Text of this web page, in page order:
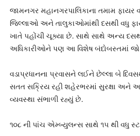
જામનગર મહાનગરપાલિકાના તમામ ફાયર
જિલ્લાઓ અને તાલુકાઓમાંથી દસથી વધુ
ખાતે પહોંચી ચૂક્યા છે. સાથે સાથે અન્ય
અધિકારીઓને પણ આ વિશેષ બંદોબસ્તમાં
વડાપ્રધાનના પ્રવાસને લઈને છેલ્લા બે
સતત સક્રિય રહી શહેરભરમાં સુરક્ષા અને
વ્યવસ્થા સંભાળી રહ્યું છે.
૧૦૮ ની પાંચ એમ્બ્યુલન્સ સાથે ૧૫ થી વધુ